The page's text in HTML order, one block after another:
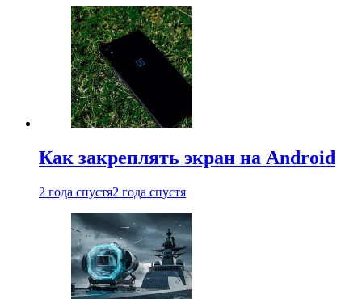
Как закреплять экран на Android
2 года спустя2 года спустя